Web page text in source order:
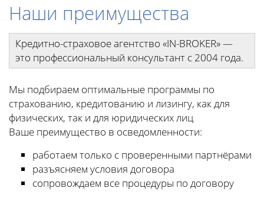
Наши преимущества
Кредитно-страховое агентство «IN-BROKER» —
это профессиональный консультант с 2004 года.
Мы подбираем оптимальные программы по
страхованию, кредитованию и лизингу, как для
физических, так и для юридических лиц
Ваше преимущество в осведомленности:
работаем только с проверенными партнёрами
разъясняем условия договора
сопровождаем все процедуры по договору